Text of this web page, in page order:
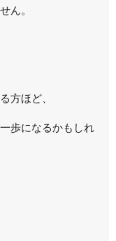
ん。
方ほど、
歩になるかもしれ